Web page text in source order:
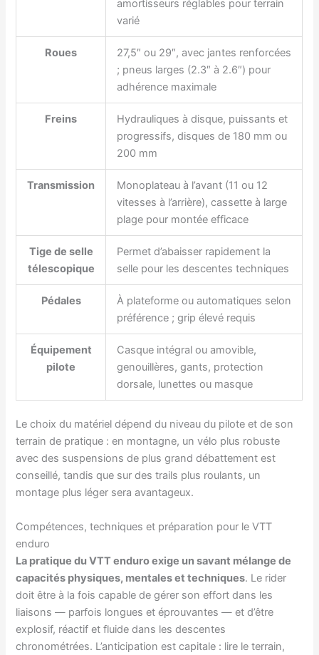
amortisseurs réglables pour terrain
varié
Roues
27,5″ ou 29″, avec jantes renforcées
; pneus larges (2.3″ à 2.6″) pour
adhérence maximale
Freins
Hydrauliques à disque, puissants et
progressifs, disques de 180 mm ou
200 mm
Transmission
Monoplateau à l’avant (11 ou 12
vitesses à l’arrière), cassette à large
plage pour montée efficace
Tige de selle
télescopique
Permet d’abaisser rapidement la
selle pour les descentes techniques
Pédales
À plateforme ou automatiques selon
préférence ; grip élevé requis
Équipement
pilote
Casque intégral ou amovible,
genouillères, gants, protection
dorsale, lunettes ou masque
Le choix du matériel dépend du niveau du pilote et de son
terrain de pratique : en montagne, un vélo plus robuste
avec des suspensions de plus grand débattement est
conseillé, tandis que sur des trails plus roulants, un
montage plus léger sera avantageux.
Compétences, techniques et préparation pour le VTT
enduro
La pratique du VTT enduro exige un savant mélange de
capacités physiques, mentales et techniques. Le rider
doit être à la fois capable de gérer son effort dans les
liaisons — parfois longues et éprouvantes — et d’être
explosif, réactif et fluide dans les descentes
chronométrées. L’anticipation est capitale : lire le terrain,